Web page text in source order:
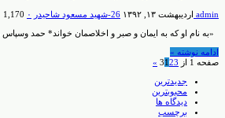
admin اردیبهشت ۱۳, ۱۳۹۲ 26-شهيد مسعود شاحيدر ۰ 1,170
«به نام او که به ایمان و صبر و اخلاصمان خواند* حمد
ادامه نوشته »
صفحه 1 از 3
123
»
جدیدترین
محبوبترین
دیدگاه ها
برچسب